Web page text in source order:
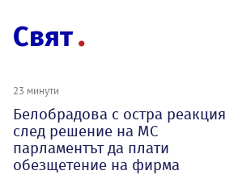
Свят
23 минути
Белобрадова с остра реакция
след решение на МС
парламентът да плати
обезщетение на фирма